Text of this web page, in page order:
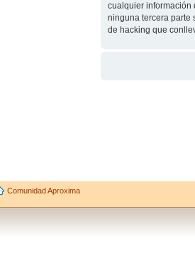
cualquier información
ninguna tercera parte
de hacking que
Comunidad Aproxima